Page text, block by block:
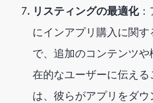
リスティングの最適化：
にインアプリ購入に関す
で、追加のコンテンツ
在的なユーザーに伝え
は、彼らがアプリをダ